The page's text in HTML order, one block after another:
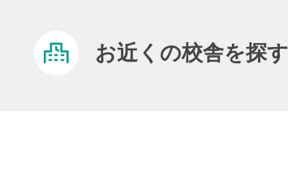
お近くの校舎を探す